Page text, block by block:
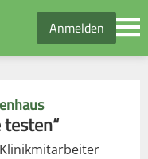
Anmelden